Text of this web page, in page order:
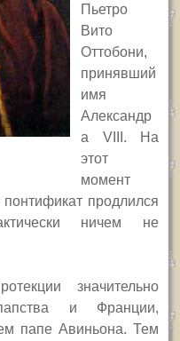
Пьетро
Вито
Оттобони,
принявший
имя
Александр
а VIII.
На
этот
момент
продлился
ничем не
значительно
и Франции,
папе Авиньона. Тем